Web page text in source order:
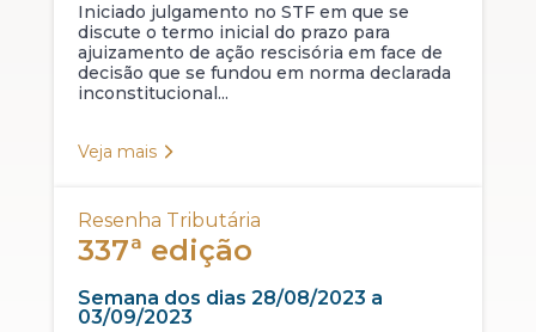
Iniciado julgamento no STF em que se
discute o termo inicial do prazo para
ajuizamento de ação rescisória em face de
decisão que se fundou em norma declarada
inconstitucional...
Veja mais
Resenha Tributária
337ª edição
Semana dos dias 28/08/2023 a
03/09/2023